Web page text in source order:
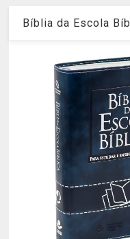
Bíblia da Escola